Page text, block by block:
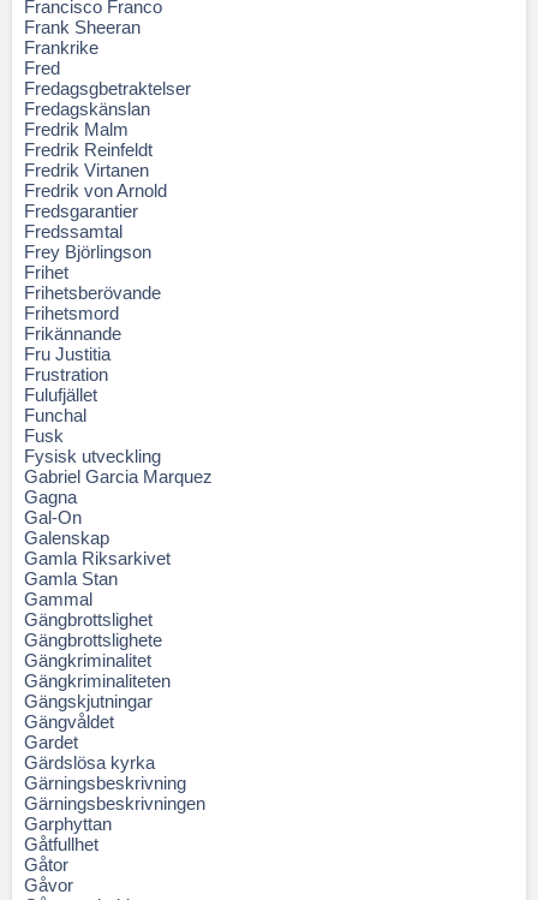
Francisco Franco
Frank Sheeran
Frankrike
Fred
Fredagsgbetraktelser
Fredagskänslan
Fredrik Malm
Fredrik Reinfeldt
Fredrik Virtanen
Fredrik von Arnold
Fredsgarantier
Fredssamtal
Frey Björlingson
Frihet
Frihetsberövande
Frihetsmord
Frikännande
Fru Justitia
Frustration
Fulufjället
Funchal
Fusk
Fysisk utveckling
Gabriel Garcia Marquez
Gagna
Gal-On
Galenskap
Gamla Riksarkivet
Gamla Stan
Gammal
Gängbrottslighet
Gängbrottslighete
Gängkriminalitet
Gängkriminaliteten
Gängskjutningar
Gängvåldet
Gardet
Gärdslösa kyrka
Gärningsbeskrivning
Gärningsbeskrivningen
Garphyttan
Gåtfullhet
Gåtor
Gåvor